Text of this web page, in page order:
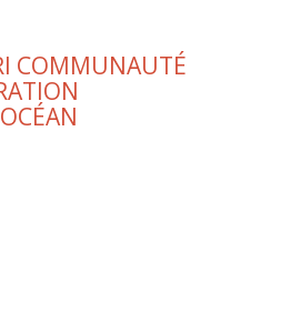
COMMUNAUTÉ